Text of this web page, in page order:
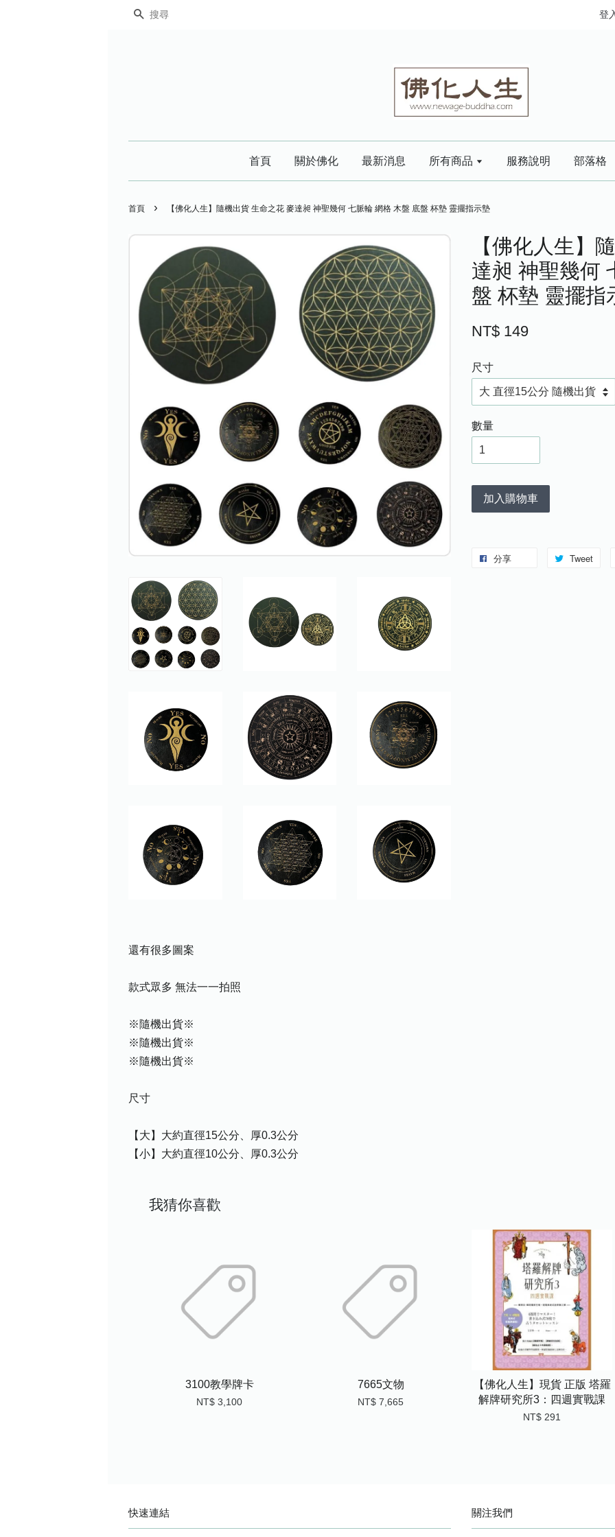
搜尋 登
首頁 關於佛化 最新消息 所有商品 服務說明 部落格
首頁 › 【佛化人生】隨機出貨 生命之花 麥達昶 神聖幾何 七脈輪 網格 木盤 底盤 杯墊 靈擺指示墊
【佛化人生】
達昶 神聖幾何
盤 杯墊 靈擺指
NT$ 149
尺寸
數量
加入購物車
分享 Tweet
還有很多圖案
款式眾多 無法一一拍照
※隨機出貨※
※隨機出貨※
※隨機出貨※
尺寸
【大】大約直徑15公分、厚0.3公分
【小】大約直徑10公分、厚0.3公分
我猜你喜歡
3100教學牌卡
NT$ 3,100
7665文物
NT$ 7,665
【佛化人生】現貨 正版 塔羅
解牌研究所3：四週實戰課
NT$ 291
快速連結 關注我們